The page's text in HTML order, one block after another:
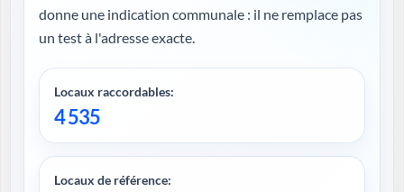
donne une indication communale : il ne remplace pas
un test à l'adresse exacte.
Locaux raccordables:
4 535
Locaux de référence: